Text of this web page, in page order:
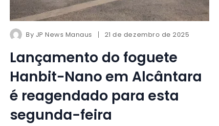
By JP News Manaus 21 de dezembro de 2025
Lançamento do foguete
Hanbit-Nano em Alcântara
é reagendado para esta
segunda-feira